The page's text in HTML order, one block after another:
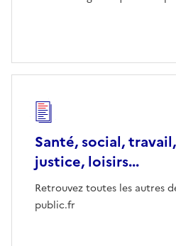
Santé, social,
justice, loisirs...
Retrouvez toutes les autres
public.fr